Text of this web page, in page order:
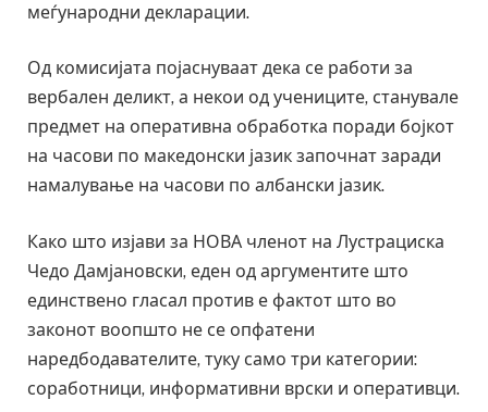
меѓународни декларации.
Од комисијата појаснуваат дека се работи за
вербален деликт, а некои од учениците, станувале
предмет на оперативна обработка поради бојкот
на часови по македонски јазик започнат заради
намалување на часови по албански јазик.
Како што изјави за НОВА членот на Лустрациска
Чедо Дамјановски, еден од аргументите што
единствено гласал против е фактот што во
законот воопшто не се опфатени
наредбодавателите, туку само три категории:
соработници, информативни врски и оперативци.